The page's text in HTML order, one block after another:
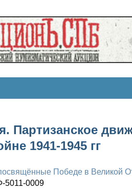
Партизанское
1941-1945 гг
Победе в Великой
5011-0009